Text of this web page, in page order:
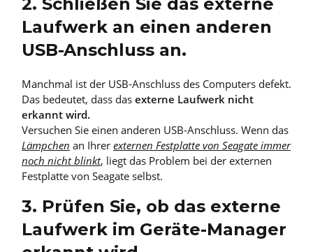
Laufwerk an einen anderen
USB-Anschluss an.
Manchmal ist der USB-Anschluss des Computers defekt.
Das bedeutet, dass das externe Laufwerk nicht
erkannt wird.
Versuchen Sie einen anderen USB-Anschluss. Wenn das
Lämpchen an Ihrer externen Festplatte von Seagate immer
noch nicht blinkt, liegt das Problem bei der externen
Festplatte von Seagate selbst.
3. Prüfen Sie, ob das externe
Laufwerk im Geräte-Manager